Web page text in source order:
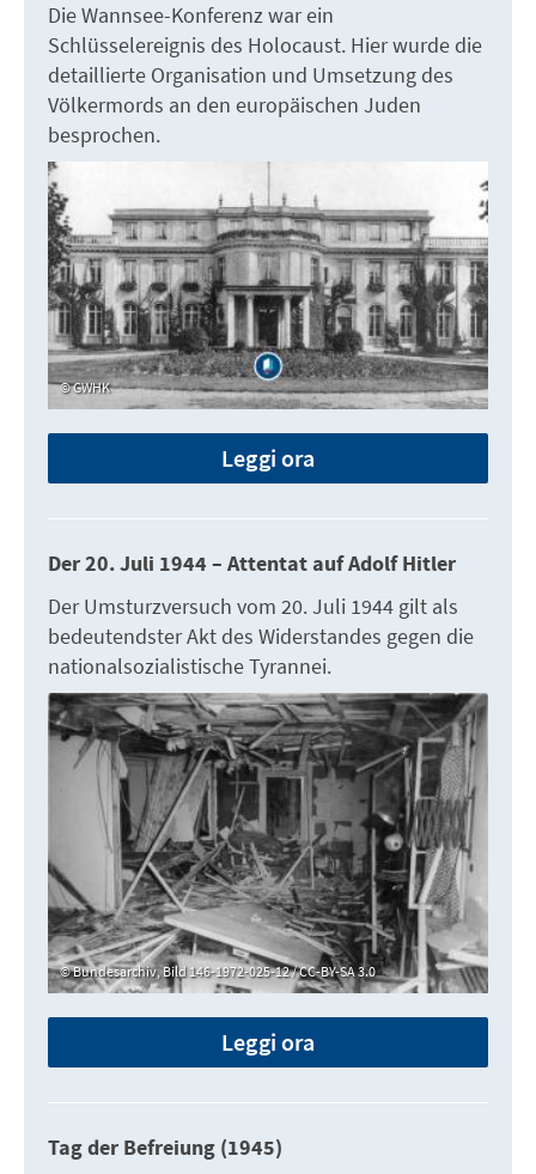
Die Wannsee-Konferenz war ein
Schlüsselereignis des Holocaust. Hier wurde die
detaillierte Organisation und Umsetzung des
Völkermords an den europäischen Juden
besprochen.
GWHK
Leggi ora
Der 20. Juli 1944 – Attentat auf Adolf Hitler
Der Umsturzversuch vom 20. Juli 1944 gilt als
bedeutendster Akt des Widerstandes gegen die
nationalsozialistische Tyrannei.
Bundesarchiv, Bild 146-1972-025-12 / CC-BY-SA 3.0
Leggi ora
Tag der Befreiung (1945)